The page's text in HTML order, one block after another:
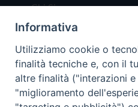
Chi Siamo
Redazione
Scrivici
Informativa
Utilizziamo cookie o
finalità tecniche e, con il
altre finalità ("interazioni
"miglioramento